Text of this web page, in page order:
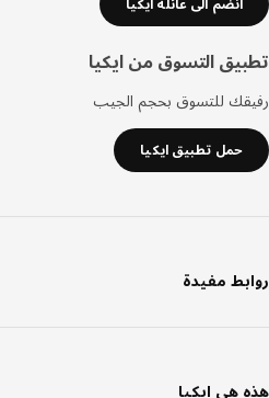
انضم الى عائلة ايكيا
التسوق من ايكيا
للتسوق بحجم الجيب
حمل تطبيق ايكيا
مفيدة
هي ايكيا